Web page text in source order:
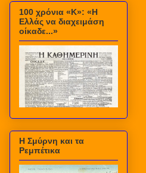
100 χρόνια «Κ»: «Η
Ελλάς να διαχειμάση
οίκαδε...»
Η Σμύρνη και τα
Ρεμπέτικα